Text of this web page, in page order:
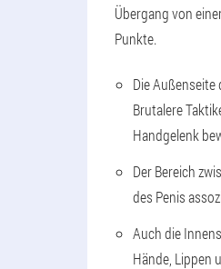
Übergang von
Punkte.
Die
Brutalere
Handgelenk
Der Bereich
des Penis
Auch die
Hände, Lippen